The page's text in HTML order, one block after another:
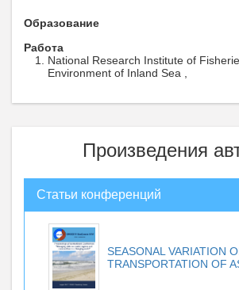
Образование
Работа
National Research Institute of
Environment of Inland Sea ,
Произведения
Статьи конференций
SEASONAL VARIATION
TRANSPORTATION OF